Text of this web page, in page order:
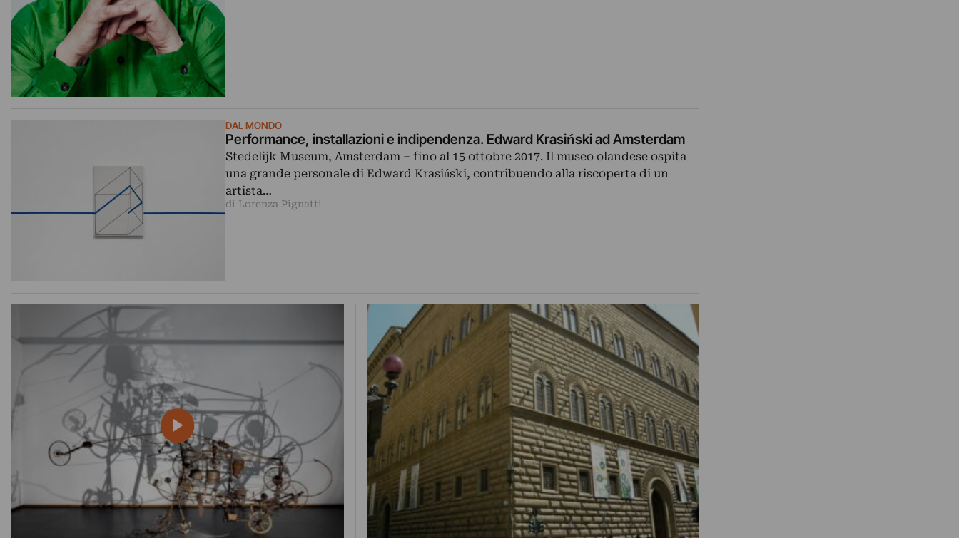
DAL MONDO
Performance, installazioni e indipendenza. Edward Krasiński ad Amsterdam
Stedelijk Museum, Amsterdam ‒ fino al 15 ottobre 2017. Il museo olandese ospita
una grande personale di Edward Krasiński, contribuendo alla riscoperta di un
artista…
di Lorenza Pignatti